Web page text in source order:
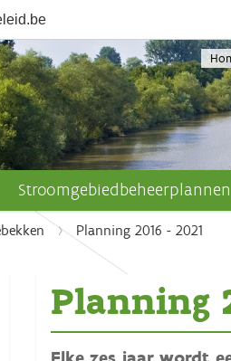
Stroomgebiedbeheerplannen
Planning 2016 - 2021
Planning